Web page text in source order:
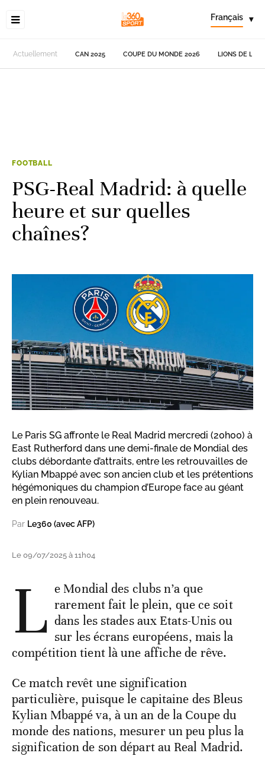
Français ▾
Actuellement CAN 2025 COUPE DU MONDE 2026 LIONS DE
FOOTBALL
PSG-Real Madrid: à quelle
heure et sur quelles
chaînes?
Le Paris SG affronte le Real Madrid mercredi (20h00) à
East Rutherford dans une demi-finale de Mondial des
clubs débordante d’attraits, entre les retrouvailles de
Kylian Mbappé avec son ancien club et les prétentions
hégémoniques du champion d’Europe face au géant
en plein renouveau.
Par Le360 (avec AFP)
Le 09/07/2025 à 11h04
L e Mondial des clubs n’a que
rarement fait le plein, que ce soit
dans les stades aux Etats-Unis ou
sur les écrans européens, mais la
compétition tient là une affiche de rêve.
Ce match revêt une signification
particulière, puisque le capitaine des Bleus
Kylian Mbappé va, à un an de la Coupe du
monde des nations, mesurer un peu plus la
signification de son départ au Real Madrid.